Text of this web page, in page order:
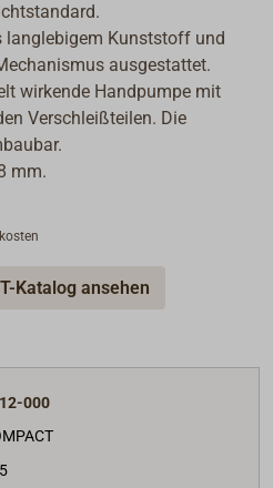
langlebigem Kunststoff und
ausgestattet.
wirkende Handpumpe mit
Verschleißteilen. Die
mm.
Katalog ansehen
000